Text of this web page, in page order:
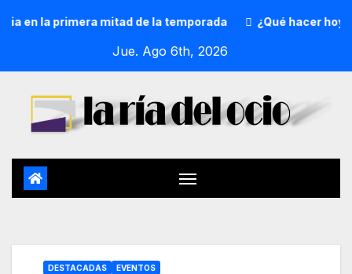
la primera mitad de la temporada ¿Qué hacer hoy? 5
Jue. Ago 6th, 2026
DESTACADAS EVENTOS